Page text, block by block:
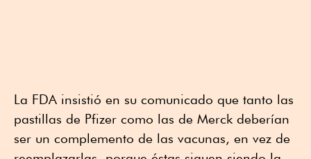
La FDA insistió en su comunicado que tanto las
pastillas de Pfizer como las de Merck deberían
ser un complemento de las vacunas, en vez de